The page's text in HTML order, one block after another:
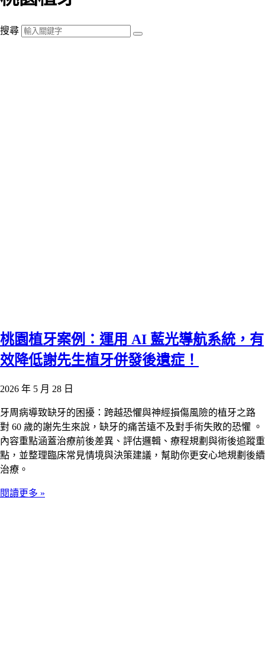
搜尋
桃園植牙案例：運用 AI 藍光導航系統，有
效降低謝先生植牙併發後遺症！
2026 年 5 月 28 日
牙周病導致缺牙的困擾：跨越恐懼與神經損傷風險的植牙之路
對 60 歲的謝先生來說，缺牙的痛苦遠不及對手術失敗的恐懼 。
內容重點涵蓋治療前後差異、評估邏輯、療程規劃與術後追蹤重
點，並整理臨床常見情境與決策建議，幫助你更安心地規劃後續
治療。
閱讀更多 »